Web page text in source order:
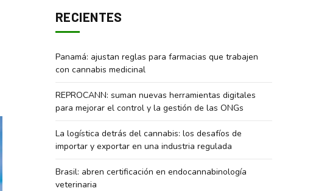
RECIENTES
Panamá: ajustan reglas para farmacias que trabajen
con cannabis medicinal
REPROCANN: suman nuevas herramientas digitales
para mejorar el control y la gestión de las ONGs
La logística detrás del cannabis: los desafíos de
importar y exportar en una industria regulada
Brasil: abren certificación en endocannabinología
veterinaria